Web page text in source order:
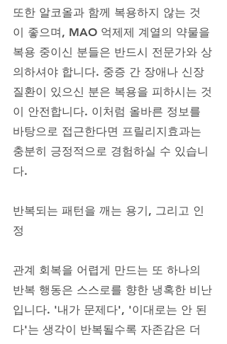
또한 알코올과 함께 복용하지 않는 것
이 좋으며, MAO 억제제 계열의 약물을
복용 중이신 분들은 반드시 전문가와 상
의하셔야 합니다. 중증 간 장애나 신장
질환이 있으신 분은 복용을 피하시는 것
이 안전합니다. 이처럼 올바른 정보를
바탕으로 접근한다면 프릴리지효과는
충분히 긍정적으로 경험하실 수 있습니
다.
반복되는 패턴을 깨는 용기, 그리고 인
정
관계 회복을 어렵게 만드는 또 하나의
반복 행동은 스스로를 향한 냉혹한 비난
입니다. '내가 문제다', '이대로는 안 된
다'는 생각이 반복될수록 자존감은 더